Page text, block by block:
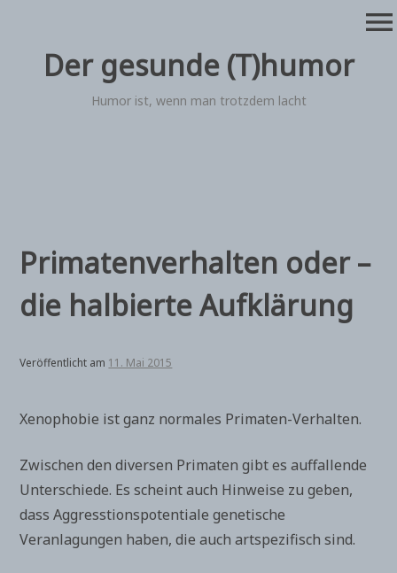
springenDer gesunde (T)humor
Humor ist, wenn man trotzdem lacht
menu
Primatenverhalten oder –
die halbierte Aufklärung
Veröffentlicht am 11. Mai 2015
Xenophobie ist ganz normales Primaten-Verhalten.
Zwischen den diversen Primaten gibt es auffallende
Unterschiede. Es scheint auch Hinweise zu geben,
dass Aggresstionspotentiale genetische
Veranlagungen haben, die auch artspezifisch sind.